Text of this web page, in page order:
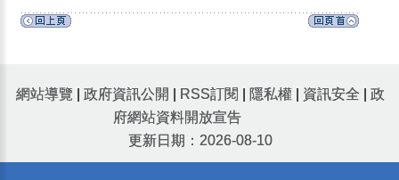
網站導覽 政府資訊公開 RSS訂閱 隱私權 資訊安全
政
府網站資料開放宣告
更新日期：2026-08-10